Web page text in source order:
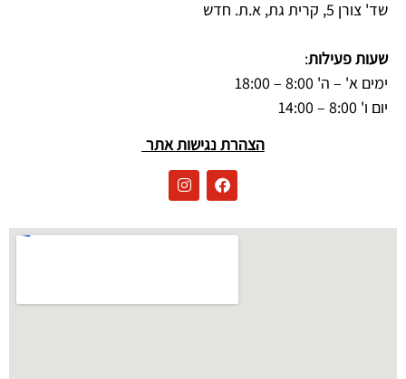
שד' צורן 5, קרית גת, א.ת. חדש
שעות פעילות:
ימים א' – ה' 8:00 – 18:00
יום ו' 8:00 – 14:00
הצהרת נגישות אתר